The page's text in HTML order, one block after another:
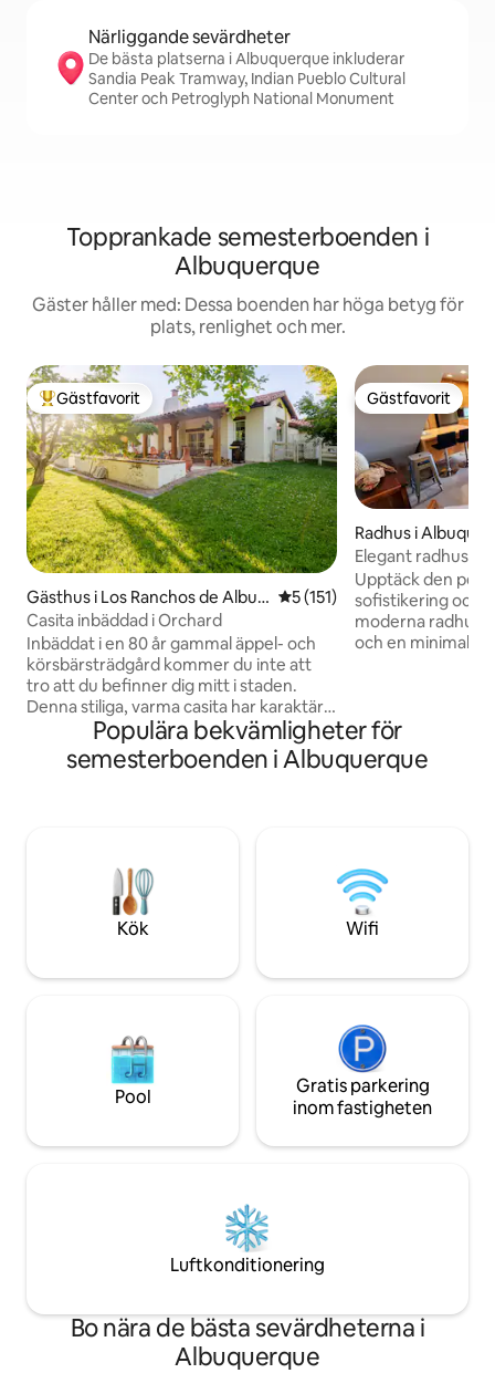
Närliggande sevärdheter
De bästa platserna i Albuquerque inkluderar
Sandia Peak Tramway, Indian Pueblo Cultural
Center och Petroglyph National Monument
Topprankade semesterboenden i
Albuquerque
Gäster håller med: Dessa boenden har höga betyg för
plats, renlighet och mer.
Populär gästfavorit
Gästfavorit
Gästhus i Los Ranchos de Albuq
uerque
5 av 5 i genomsnittligt
5 (151)
Casita inbäddad i Orchard
Inbäddat i en 80 år gammal äppel- och
körsbärsträdgård kommer du inte att
tro att du befinner dig mitt i staden.
Denna stiliga, varma casita har karaktär
och är välutrustad, (har även biladdare
på nivå 2). Denna landsbygdsmiljö
erbjuder avskildhet och lugn. Här
middag, ett bryggeri eller en vingård.
Shopping, Gamla stan, ballongpark 10
min. En natt är möjlig. LR STR #615
Gästfavorit
Gästfavorit
Radhus i
Elegant radhus i
Upptäck den
sofistikering och
moderna radhus.
och en
belägen mellan
DT
konst
väsentligheter!
Populära bekvämligheter för
semesterboenden i Albuquerque
Kök Wifi
Pool
Gratis parkering
inom fastigheten
Luftkonditionering
Bo nära de bästa sevärdheterna i
Albuquerque